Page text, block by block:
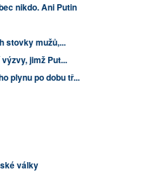
nikdo. Ani Putin
stovky mužů,...
jimž Put...
plynu po dobu tř...
války